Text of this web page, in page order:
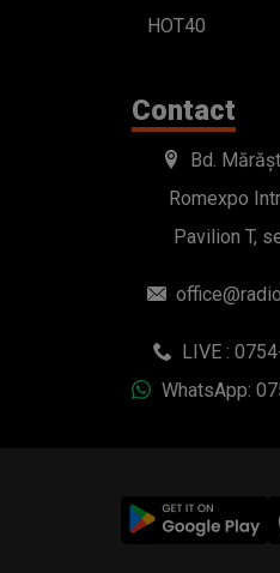
HOT40
Contact
Bd.
Romexpo
Pavilion T,
LIVE :
WhatsApp: